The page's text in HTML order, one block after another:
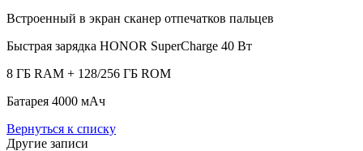
Встроенный в экран сканер отпечатков пальцев
Быстрая зарядка HONOR SuperCharge 40 Вт
8 ГБ RAM + 128/256 ГБ ROM
Батарея 4000 мАч
Вернуться к списку
Другие записи